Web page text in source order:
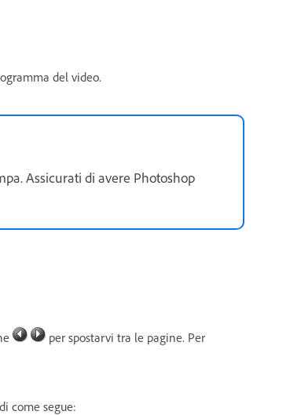
del video.
Assicurati di avere Photoshop
per spostarvi tra le pagine. Per
come segue: